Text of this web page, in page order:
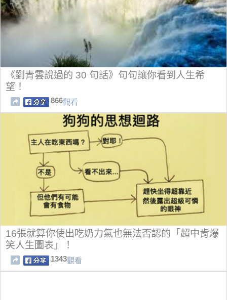
《劉青雲說過的 30 句話》句句讓你看到人生希
望！
866觀看
16張就算你使出吃奶力氣也無法否認的「超中肯爆
笑人生圖表」！
1343觀看